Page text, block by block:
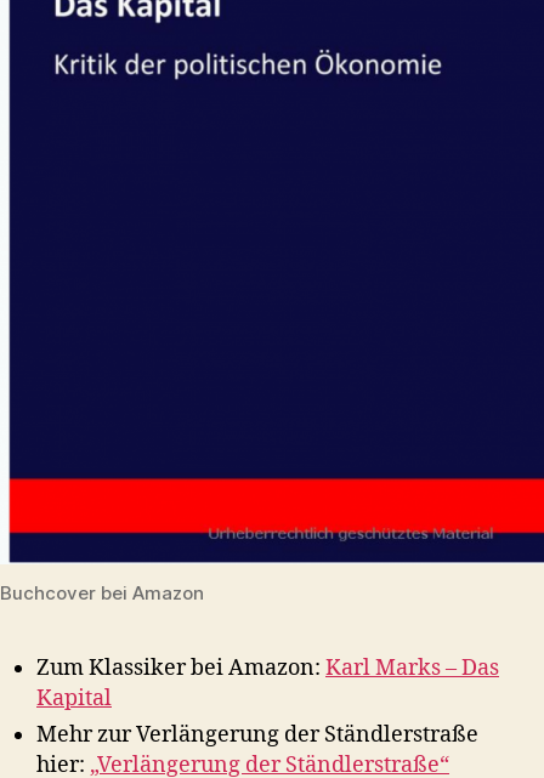
Buchcover bei Amazon
Zum Klassiker bei Amazon: Karl Marks – Das
Kapital
Mehr zur Verlängerung der Ständlerstraße
hier: „Verlängerung der Ständlerstraße“